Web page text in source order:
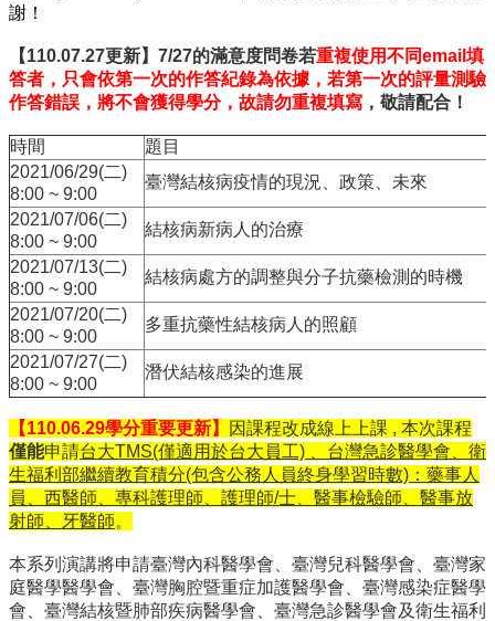
謝！
【110.07.27更新】7/27的滿意度問卷若重複使用不同email填
答者，只會依第一次的作答紀錄為依據， 若第一次的評量測驗
作答錯誤，將不會獲得學分，故請勿重複填寫 ，敬請配合！
時間
題目
2021/06/29(二)
8:00 ~ 9:00
臺灣結核病疫情的現況、政策、未來
2021/07/06(二)
8:00 ~ 9:00
結核病新病人的治療
2021/07/13(二)
8:00 ~ 9:00
結核病處方的調整與分子抗藥檢測的時機
2021/07/20(二)
8:00 ~ 9:00
多重抗藥性結核病人的照顧
2021/07/27(二)
8:00 ~ 9:00
潛伏結核感染的進展
【110.06.29學分重要更新】
因課程改成線上上課 , 本次課程
僅能申請台大TMS(僅適用於台大員工) 、台灣急診醫學會、衛
生福利部繼續教育積分(包含公務人員終身學習時數)：藥事人
員、西醫師、專科護理師、護理師/士、醫事檢驗師、醫事放
射師、牙醫師。
本系列演講將申請臺灣內科醫學會、臺灣兒科醫學會、臺灣家
庭醫學醫學會、臺灣胸腔暨重症加護醫學會、臺灣感染症醫學
會、臺灣結核暨肺部疾病醫學會、臺灣急診醫學會及衛生福利